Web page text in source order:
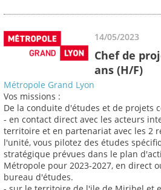
14/05/2023
Chef de
ans (H/F)
Métropole Grand Lyon
Vos missions :
De la conduite d'études et de projets
- en contact direct avec les acteurs
territoire et en partenariat avec les 2
l'unité, vous pilotez des études
stratégique prévues dans le plan
Métropole pour 2023-2027, en direct
bureau d'études.